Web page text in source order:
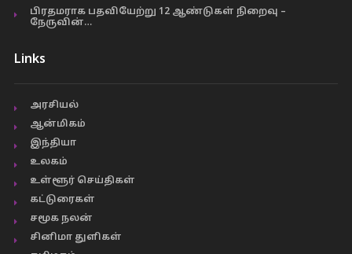
பிரதமராக பதவியேற்று 12 ஆண்டுகள் நிறைவு –
நேருவின்…
Links
அரசியல்
ஆன்மிகம்
இந்தியா
உலகம்
உள்ளூர் செய்திகள்
கட்டுரைகள்
சமூக நலன்
சினிமா துளிகள்